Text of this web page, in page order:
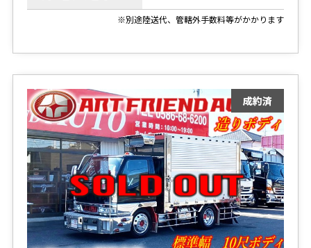
※別途陸送代、管轄外手数料等がかかります